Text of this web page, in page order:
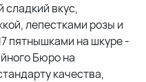
сладкий вкус,
лепестками розы и
пятнышками на шкуре -
Бюро на
качества,